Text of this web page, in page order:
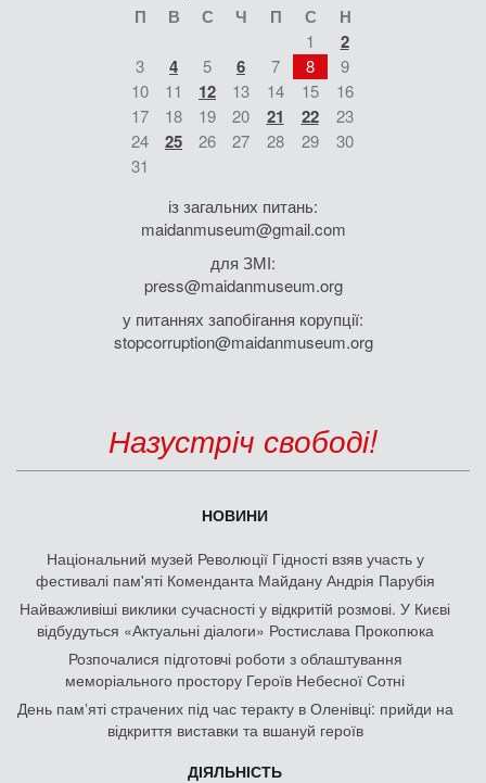
П В С Ч П С Н
1 2
3 4 5 6 7 8
9
10
11 12 13 14 15
16
17
18 19 20 21 22
23
24
25 26 27 28 29
30
31
із загальних питань:
maidanmuseum@gmail.com
для ЗМІ:
press@maidanmuseum.org
у питаннях запобігання корупції:
stopcorruption@maidanmuseum.org
Назустріч свободі!
НОВИНИ
Національний музей Революції Гідності взяв участь у
фестивалі пам'яті Коменданта Майдану Андрія Парубія
Найважливіші виклики сучасності у відкритій розмові. У Києві
відбудуться «Актуальні діалоги» Ростислава Прокопюка
Розпочалися підготовчі роботи з облаштування
меморіального простору Героїв Небесної Сотні
День памʼяті страчених під час теракту в Оленівці: прийди на
відкриття виставки та вшануй героїв
ДІЯЛЬНІСТЬ